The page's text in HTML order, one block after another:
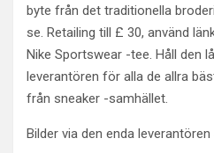
byte från det traditionella
se. Retailing till £ 30, använd
Nike Sportswear -tee. Håll den
leverantören för alla de allra
från sneaker -samhället.
Bilder via den enda